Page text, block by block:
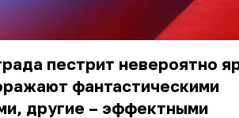
пестрит невероятно
фантастическими
другие – эффектными